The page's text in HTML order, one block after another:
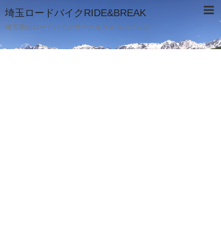
埼玉ロードバイクRIDE&BREAK
埼玉県のロードバイクサークルＲ＆Ｂのブログ